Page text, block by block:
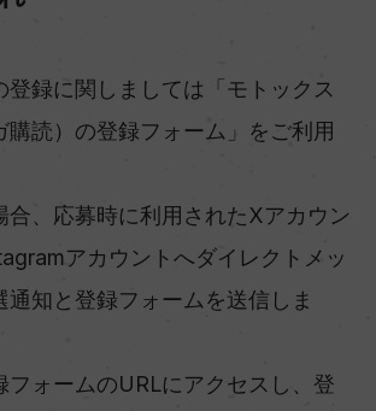
登録に関しましては「モトックス
購読）の登録フォーム」をご利用
合、応募時に利用されたXアカウン
アカウントへダイレクトメッ
通知と登録フォームを送信しま
フォームのURLにアクセスし、登